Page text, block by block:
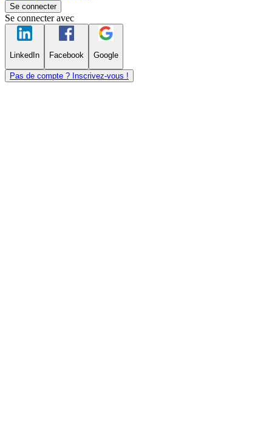
Se connecter
Se connecter avec
LinkedIn Facebook Google
Pas de compte ? Inscrivez-vous !